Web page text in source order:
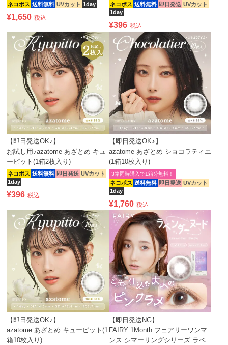
ネコポス 送料無料 UVカット 1day
¥1,650 税込
ネコポス 送料無料 即日発送 UVカット
1day
¥396 税込
【即日発送OK♪】
お試し用♪azatome あざとめ キュ
ーピット(1箱2枚入り)
ネコポス 送料無料 即日発送 UVカット
1day
¥396 税込
【即日発送OK♪】
azatome あざとめ ショコラティエ
(1箱10枚入り)
ネコポス 送料無料 即日発送 UVカット
1day
3箱同時購入で1箱分無料！
¥1,760 税込
【即日発送OK♪】
azatome あざとめ キューピット(1
箱10枚入り)
【即日発送NG】
FAIRY 1Month フェアリーワンマ
ンス シマーリングシリーズ ラベ